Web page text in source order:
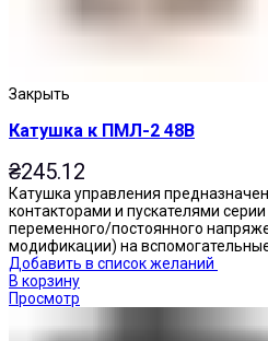
Закрыть
Катушка к ПМЛ-2 48В
₴245.12
Катушка управления
контакторами и пускателями
переменного/постоянного
модификации) на
Добавить в список желаний
В корзину
Просмотр